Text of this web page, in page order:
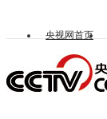
央视网首页